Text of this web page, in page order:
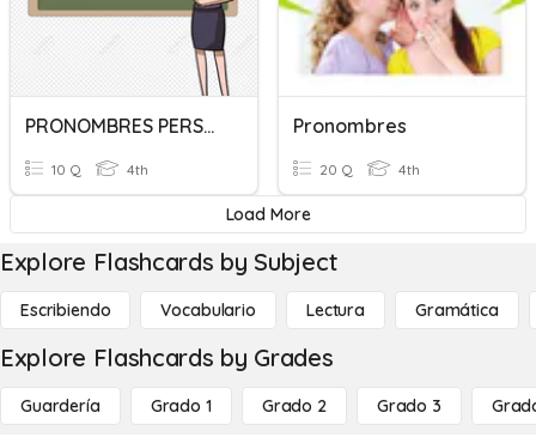
PRONOMBRES PERSONALES
10 Q 4th
Pronombres
20 Q 4th
Load More
Explore Flashcards by Subject
Escribiendo Vocabulario Lectura Gramática
Explore Flashcards by Grades
Guardería Grado 1 Grado 2 Grado 3